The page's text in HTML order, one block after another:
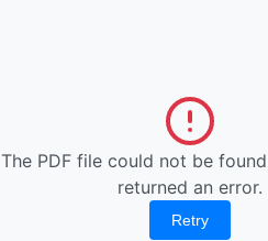
The PDF file could not be
returned an error.
Retry